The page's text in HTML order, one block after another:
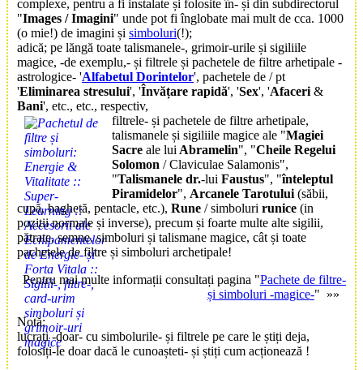
complexe, pentru a fi instalate și folosite în- și din subdirectorul
"Images / Imagini" unde pot fi înglobate mai mult de cca. 1000
(o mie!) de imagini și simboluri(!);
adică; pe lăngă toate talismanele-, grimoir-urile și sigiliile
magice, -de exemplu,- și filtrele și pachetele de filtre arhetipale -
astrologice- 'Alfabetul Dorintelor', pachetele de / pt
'Eliminarea stresului', 'Învățare rapidă', 'Sex', 'Afaceri &
Bani', etc., etc., respectiv,
filtrele- și pachetele de filtre arhetipale,
talismanele și sigiliile magice ale "Magiei
Sacre ale lui Abramelin", "Cheile Regelui
Solomon / Claviculae Salamonis",
"Talismanele dr.-lui Faustus", "înteleptul
Piramidelor", Arcanele Tarotului (săbii,
cupă, baghetă, pentacle, etc.), Rune / simboluri runice (in
pozitii normale și inverse), precum și foarte multe alte sigilii,
pătrate, semne, simboluri și talismane magice, cât și toate
pachetele de filtre și simboluri archetipale!
Pentru mai multe informații consultați pagina "Pachete de filtre-
și simboluri -magice-" »»
Notă:
lucrați -doar- cu simbolurile- și filtrele pe care le știți deja,
folosiți-le doar dacă le cunoașteti- și știți cum acționează !